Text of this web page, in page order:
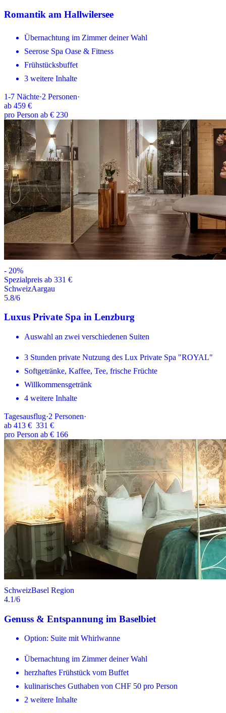
Romantik am Hallwilersee
Übernachtung im Zimmer deiner Wahl
Seerose Spa Oase & Fitness
Frühstücksbuffet
3 weitere Inhalte
1-7 Nächte·2 Personen·
ab 459 €
pro Person ab € 230
- 20%
Spezialpreis ab 331 €
SchweizAargau
5.8/6
Luxus Private Spa in Lenzburg
Auswahl an zwei verschiedenen Suiten
3 Stunden private Nutzung des Lux Private Spa "ROYAL"
Softgetränke, Kaffee, Tee, frische Früchte
Willkommensgetränk
4 weitere Inhalte
Tagesausflug·2 Personen·
ab 413 € 331 €
pro Person ab € 166
SchweizBasel Region
4.1/6
Genuss & Entspannung im Baselbiet
Option: Suite mit Whirlwanne
Übernachtung im Zimmer deiner Wahl
herzhaftes Frühstück vom Buffet
kulinarisches Guthaben von CHF 50 pro Person
2 weitere Inhalte